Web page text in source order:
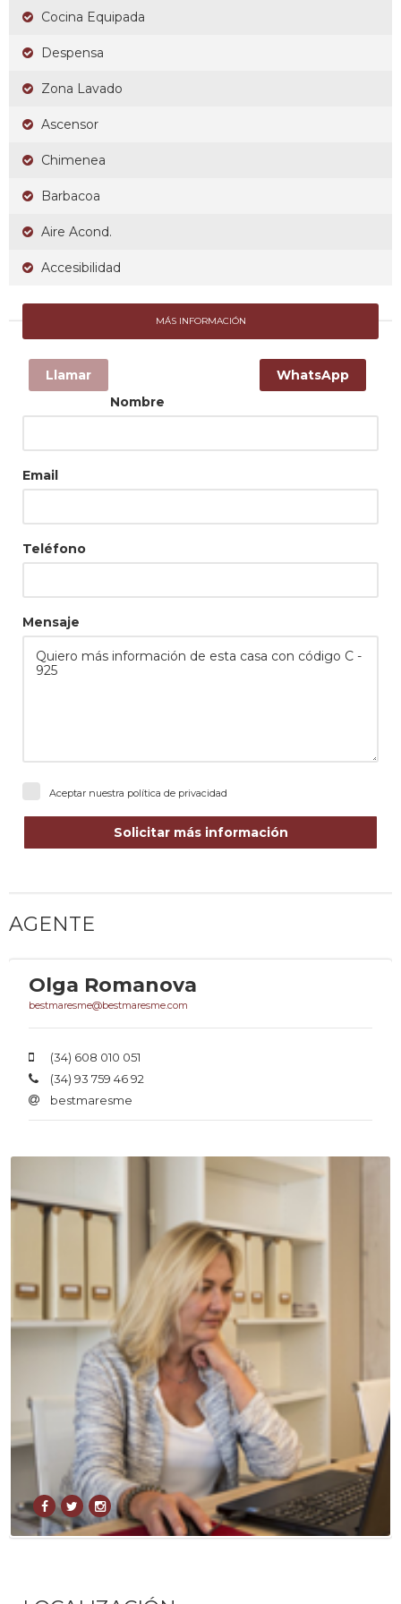
Cocina Equipada
Despensa
Zona Lavado
Ascensor
Chimenea
Barbacoa
Aire Acond.
Accesibilidad
Llamar WhatsApp
MÁS INFORMACIÓN
Nombre
Email
Teléfono
Mensaje
Aceptar nuestra política de privacidad
Solicitar más información
AGENTE
Olga Romanova
bestmaresme@bestmaresme.com
(34) 608 010 051
(34) 93 759 46 92
bestmaresme